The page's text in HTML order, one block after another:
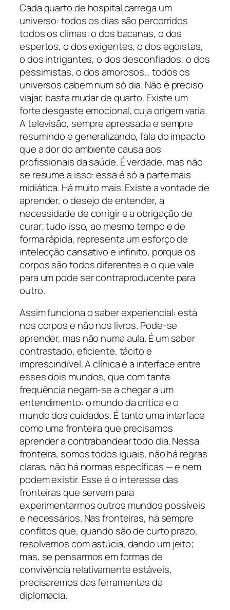
Cada quarto de hospital carrega um
universo: todos os dias são percorridos
todos os climas: o dos bacanas, o dos
espertos, o dos exigentes, o dos egoístas,
o dos intrigantes, o dos desconfiados, o dos
pessimistas, o dos amorosos… todos os
universos cabem num só dia. Não é preciso
viajar, basta mudar de quarto. Existe um
forte desgaste emocional, cuja origem varia.
A televisão, sempre apressada e sempre
resumindo e generalizando, fala do impacto
que a dor do ambiente causa aos
profissionais da saúde. É verdade, mas não
se resume a isso: essa é só a parte mais
midiática. Há muito mais. Existe a vontade de
aprender, o desejo de entender, a
necessidade de corrigir e a obrigação de
curar; tudo isso, ao mesmo tempo e de
forma rápida, representa um esforço de
intelecção cansativo e infinito, porque os
corpos são todos diferentes e o que vale
para um pode ser contraproducente para
outro.
Assim funciona o saber experiencial: está
nos corpos e não nos livros. Pode-se
aprender, mas não numa aula. É um saber
contrastado, eficiente, tácito e
imprescindível. A clínica é a interface entre
esses dois mundos, que com tanta
frequência negam-se a chegar a um
entendimento: o mundo da crítica e o
mundo dos cuidados. É tanto uma interface
como uma fronteira que precisamos
aprender a contrabandear todo dia. Nessa
fronteira, somos todos iguais, não há regras
claras, não há normas específicas — e nem
podem existir. Esse é o interesse das
fronteiras que servem para
experimentarmos outros mundos possíveis
e necessários. Nas fronteiras, há sempre
conflitos que, quando são de curto prazo,
resolvemos com astúcia, dando um jeito;
mas, se pensarmos em formas de
convivência relativamente estáveis,
precisaremos das ferramentas da
diplomacia.